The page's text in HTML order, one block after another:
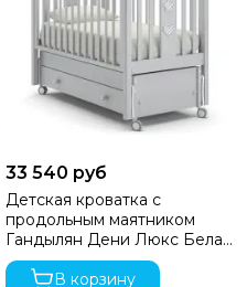
33 540 руб
Детская кроватка с
продольным маятником
Гандылян Дени Люкс Белая
ночь
В корзину